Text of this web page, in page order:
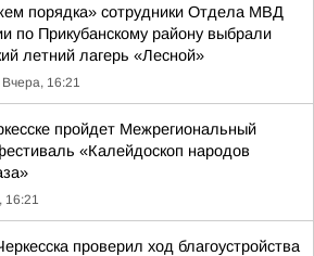
порядка» сотрудники Отдела МВД
по Прикубанскому району выбрали
летний лагерь «Лесной»
Вчера, 16:21
пройдет Межрегиональный
«Калейдоскоп народов
16:21
проверил ход благоустройства